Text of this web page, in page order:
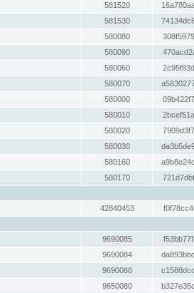
581520
581530
580080
580090
580060
580070
580000
580010
580020
580030
580160
580170
42840453
9690085
9690084
9690088
9650080